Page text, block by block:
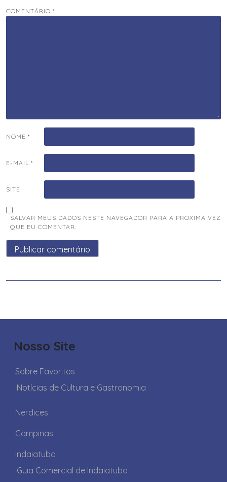
COMENTÁRIO *
NOME *
E-MAIL *
SITE
SALVAR MEUS DADOS NESTE NAVEGADOR PARA A PRÓXIMA VEZ
QUE EU COMENTAR.
Nosso Site
Sobre Favoritos
Notícias de Cultura e Gastronomia
Nerdices
Campinas
Indaiatuba
Guia Comercial de Indaiatuba